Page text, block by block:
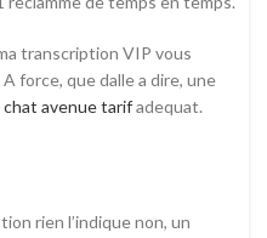
transcription VIP vous
force, que dalle a dire, une
chat avenue tarifadequat.
rien l’indique non, un